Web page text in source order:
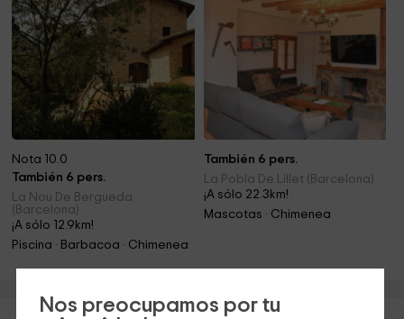
Nos preocupamos por tu
Nota 10.0
También 6 pers.
La Nou De Bergueda
(Barcelona)
¡A sólo 12.9km!
Piscina · Barbacoa · Chimenea
También 6 pers.
La Pobla De Lillet (Barcelona)
¡A sólo 22.3km!
Mascotas · Chimenea